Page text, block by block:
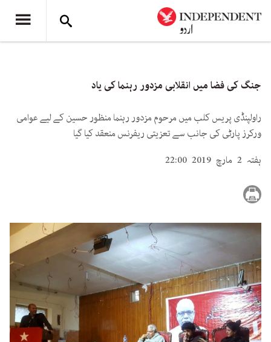
جنگ کی فضا میں انقلابی مزدور رہنما کی یاد
راولپنڈی پریس کلب میں مرحوم مزدور رہنما منظور حسین کے لیے عوامی
ورکرز پارٹی کی جانب سے تعزیتی ریفرنس منعقد کیا گیا
ہفتہ 2 مارچ 2019 22:00